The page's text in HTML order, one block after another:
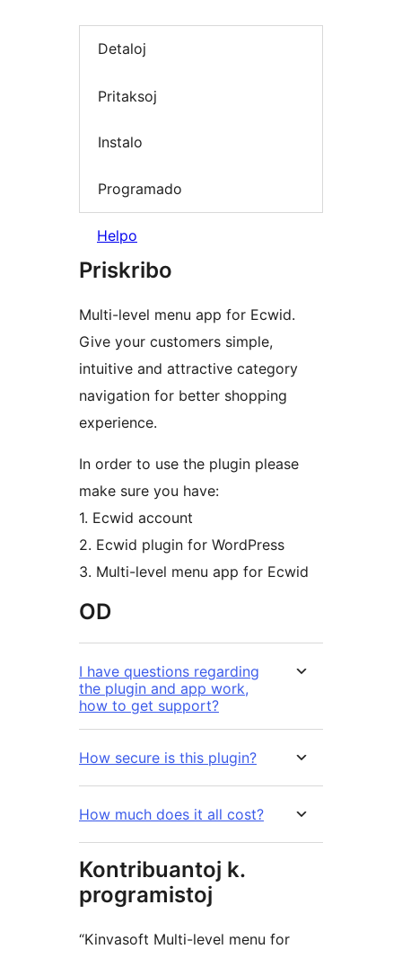
Detaloj
Pritaksoj
Instalo
Programado
Helpo
Priskribo
Multi-level menu app for Ecwid.
Give your customers simple,
intuitive and attractive category
navigation for better shopping
experience.
In order to use the plugin please
make sure you have:
1. Ecwid account
2. Ecwid plugin for WordPress
3. Multi-level menu app for Ecwid
OD
I have questions regarding
the plugin and app work,
how to get support?
How secure is this plugin?
How much does it all cost?
Kontribuantoj k.
programistoj
“Kinvasoft Multi-level menu for